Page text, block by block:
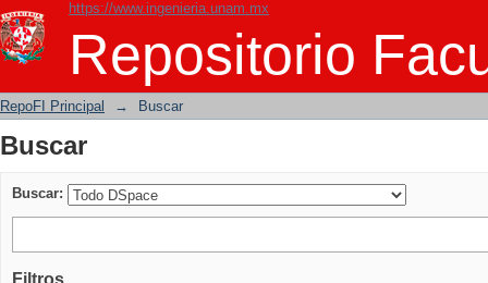
https://www.ingenieria.unam.mx
Repositorio
Buscar
RepoFI Principal → Buscar
Buscar
Buscar:
Filtros